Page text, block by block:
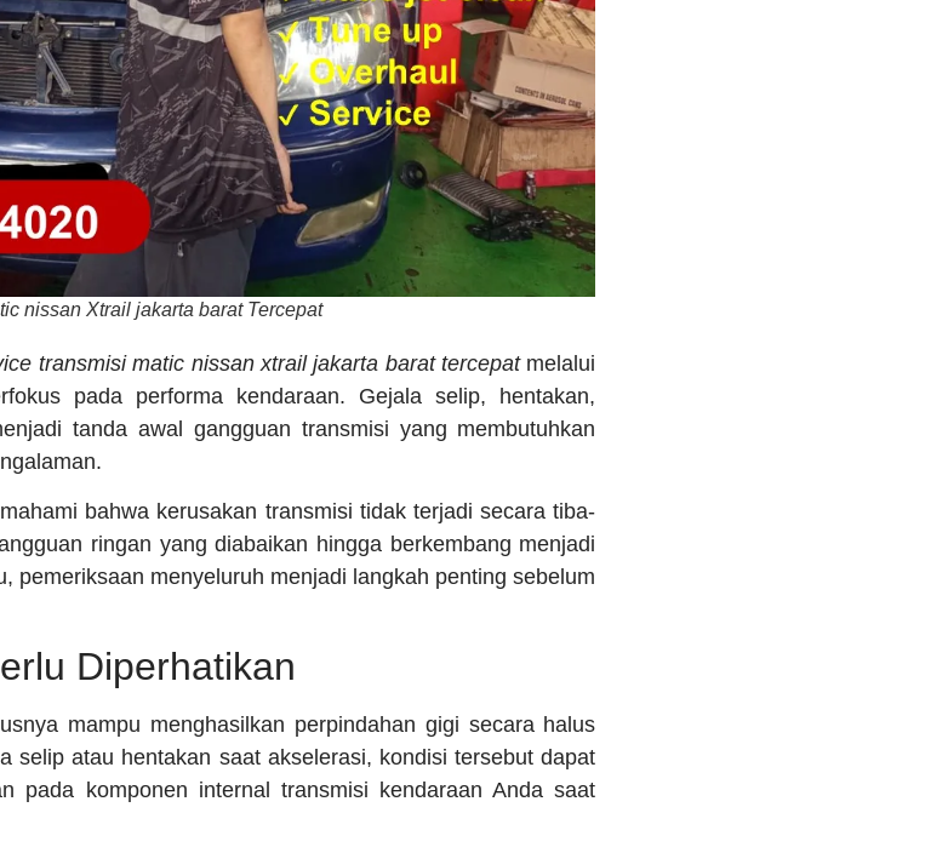
nissan Xtrail jakarta barat Tercepat
transmisi matic nissan xtrail jakarta barat tercepatmelalui
pada performa kendaraan. Gejala selip, hentakan,
tanda awal gangguan transmisi yang membutuhkan
bahwa kerusakan transmisi tidak terjadi secara tiba-
ringan yang diabaikan hingga berkembang menjadi
pemeriksaan menyeluruh menjadi langkah penting sebelum
Diperhatikan
mampu menghasilkan perpindahan gigi secara halus
selip atau hentakan saat akselerasi, kondisi tersebut dapat
pada komponen internal transmisi kendaraan Anda saat